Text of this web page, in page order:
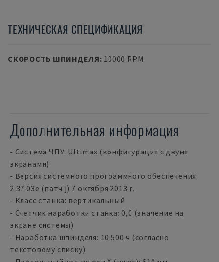
ТЕХНИЧЕСКАЯ СПЕЦИФИКАЦИЯ
СКОРОСТЬ ШПИНДЕЛЯ: 10000 RPM
Дополнительная информация
- Система ЧПУ: Ultimax (конфигурация с двумя
экранами)
- Версия системного программного обеспечения:
2.37.03e (патч j) 7 октября 2013 г.
- Класс станка: вертикальный
- Счетчик наработки станка: 0,0 (значение на
экране системы)
- Наработка шпинделя: 10 500 ч (согласно
текстовому списку)